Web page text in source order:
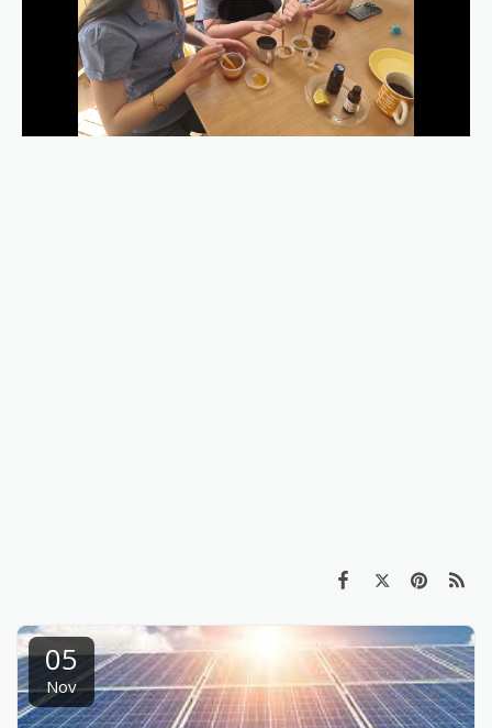
05
Nov